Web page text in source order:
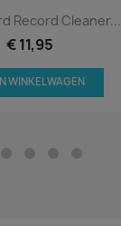
Record Cleaner...
€ 11,95
WINKELWAGEN